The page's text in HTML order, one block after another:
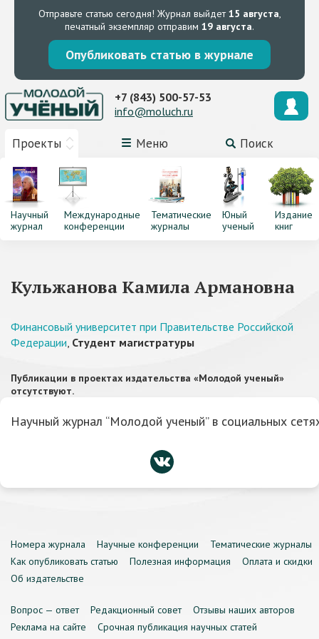
Отправьте статью сегодня! Журнал выйдет15 августа,
печатный экземпляр отправим 19 августа.
Опубликовать статью в журнале
Проекты Меню Поиск
+7 (843) 500-57-53
info@moluch.ru
Научный
журнал
Международные
конференции
Тематические
журналы
Юный
ученый
Издание
книг
Кульжанова Камила Армановна
Финансовый университет при Правительстве Российской
Федерации, Студент магистратуры
Публикации в проектах издательства «Молодой ученый»
отсутствуют.
Научный журнал “Молодой ученый” в социальных
Номера журнала Научные конференции
Тематические журналы
Как опубликовать статью
Полезная информация
Оплата и скидки
Об издательстве
Вопрос — ответ Редакционный совет
Отзывы наших авторов
Реклама на сайте
Срочная публикация научных статей